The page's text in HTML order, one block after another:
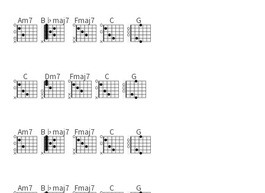
Am7 B♭maj7 Fmaj7 C G
C Dm7 Fmaj7 C G
Am7 B♭maj7 Fmaj7 C G
Am7 B♭maj7 Fmaj7 C G